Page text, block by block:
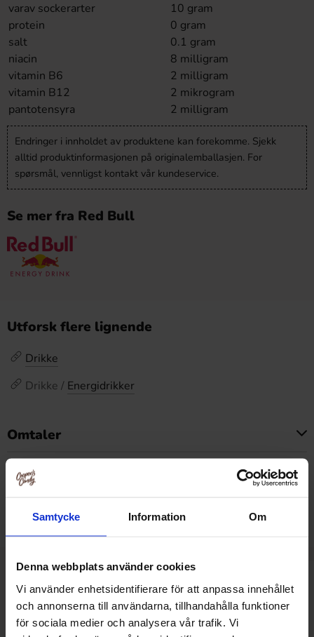
Samtycke Information Om
Denna webbplats använder cookies
Vi använder enhetsidentifierare för att anpassa innehållet
och annonserna till användarna, tillhandahålla funktioner
för sociala medier och analysera vår trafik. Vi
varav sockerarter
10 gram
protein
0 gram
salt
0.1 gram
niacin
8 milligram
vitamin B6
2 milligram
vitamin B12
2 mikrogram
pantotensyra
2 milligram
Endringer i innholdet av produktene kan forekomme. Sjekk
alltid produktinformasjonen på originalemballasjen. For
spørsmål, vennligst kontakt vår kundeservice.
Se mer fra Red Bull
Utforsk flere lignende
Drikke
Drikke / Energidrikker
Omtaler
Dette produktet har ingen anmeldelser
Prishistorikk
Relaterte produkter